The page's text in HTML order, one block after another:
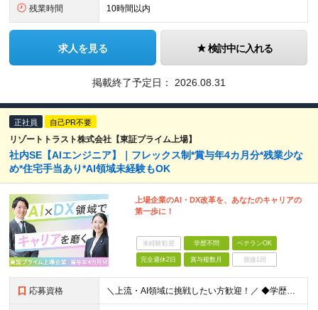
残業時間 10時間以内
求人を見る 検討中に入れる
掲載終了予定日： 2026.08.31
正社員 自己PR不要
リゾートトラスト株式会社【東証プライム上場】
社内SE【AIエンジニア】｜フレックス制*賞与年4カ月分*残業少な
め*住宅手当あり*AI領域未経験もOK
上場企業のAI・DX改革を、あなたのキャリアの
第一歩に！
未経験歓迎 学歴不問 ベテランOK
完全週休2日 賞与複数月 面接1回
応募資格 ＼上流・AI領域に挑戦したい方歓迎！／ ◆学歴不問 ◆何らかのシステム開発実務経験をお持ちの方 （目安2年以上／開発言語や担当工程は不問です） ※AI分野における開発業務の経験・知見をお持ちの方は歓